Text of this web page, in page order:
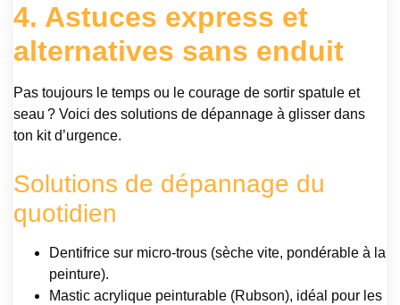
4. Astuces express et
alternatives sans enduit
Pas toujours le temps ou le courage de sortir spatule et
seau ? Voici des solutions de dépannage à glisser dans
ton kit d’urgence.
Solutions de dépannage du
quotidien
Dentifrice sur micro-trous (sèche vite, pondérable à la
peinture).
Mastic acrylique peinturable (Rubson), idéal pour les